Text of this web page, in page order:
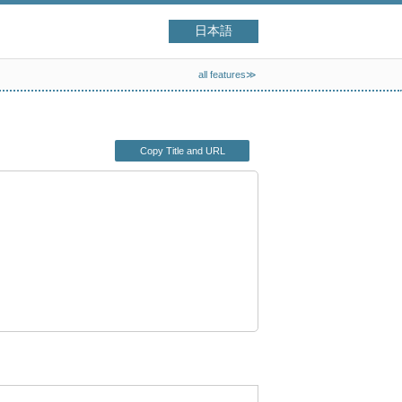
日本語
all features≫
Copy Title and URL